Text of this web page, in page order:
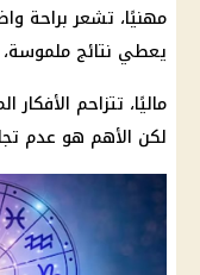
مهنيًا، تشعر براحة
يعطي نتائج
ماليًا، تتزاحم الأفكار
لكن الأهم هو عدم